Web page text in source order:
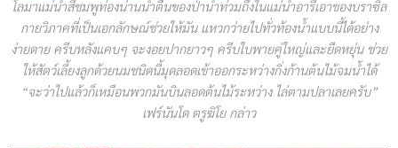
โลมาแม่น้ำสีชมพูท่องน่านน้ำตื้นของป่าน้ำท่วมถึงในแม่น้ำอารีเอาของบราซิล
กายวิภาคที่เป็นเอกลักษณ์ช่วยให้มัน แหวกว่ายไปทั่วท้องน้ำแบบนี้ได้อย่าง
ง่ายดาย ครีบหลังแคบๆ จะงอยปากยาวๆ ครีบใบพายคู่ใหญ่และยืดหยุ่น ช่วย
ให้สัตว์เลี้ยงลูกด้วยนมชนิดนี้มุดลอดเข้าออกระหว่างกิ่งก้านต้นไม้จมน้ำได้
“จะว่าไปแล้วก็เหมือนพวกมันบินลอดต้นไม้ระหว่าง ไล่ตามปลาเลยครับ”
เฟร์นันโด ตรูฆิโย กล่าว